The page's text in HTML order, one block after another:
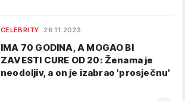
CELEBRITY 26.11.2023.
IMA 70 GODINA, A MOGAO BI
ZAVESTI CURE OD 20: Ženama je
neodoljiv, a on je izabrao 'prosječnu'